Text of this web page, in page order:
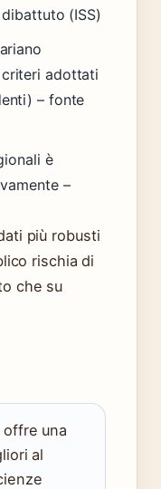
(ISS)
adottati
– fonte
è
–
più robusti
rischia di
che su
una
al